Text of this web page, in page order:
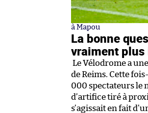
à Mapou
La bonne
vraiment plus
Le Vélodrome a
de Reims. Cette
000 spectateurs le
d’artifice tiré à
s’agissait en fait